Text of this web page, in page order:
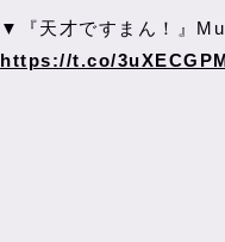
▼『天才ですまん！』
https://t.co/